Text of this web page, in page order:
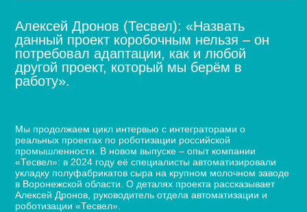
Алексей Дронов (Тесвел): «Назвать
данный проект коробочным нельзя – он
потребовал адаптации, как и любой
другой проект, который мы берём в
работу».
Мы продолжаем цикл интервью с интеграторами о
реальных проектах по роботизации российской
промышленности. В новом выпуске – опыт компании
«Тесвел»: в 2024 году её специалисты автоматизировали
укладку полуфабрикатов сыра на крупном молочном заводе
в Воронежской области. О деталях проекта рассказывает
Алексей Дронов, руководитель отдела автоматизации и
роботизации «Тесвел».